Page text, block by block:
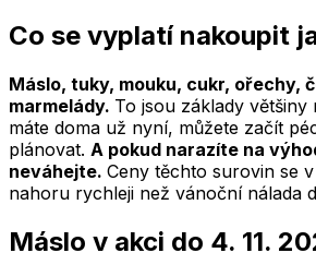
Co se vyplatí nakoupit
Máslo, tuky, mouku, cukr, ořechy,
marmelády. To jsou základy většiny
máte doma už nyní, můžete začít
plánovat. A pokud narazíte na
neváhejte. Ceny těchto surovin se
nahoru rychleji než vánoční nálada
Máslo v akci do 4. 11.